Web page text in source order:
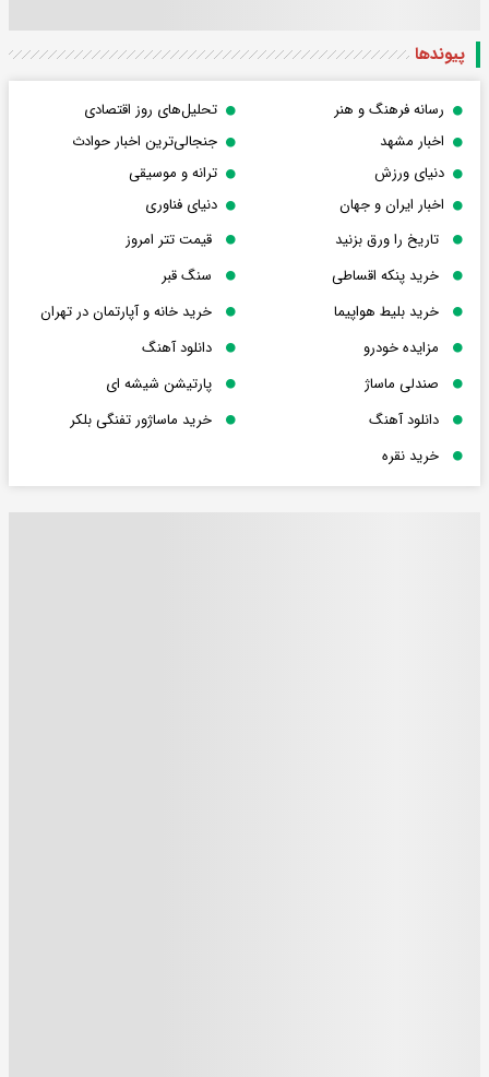
پیوندها
رسانه فرهنگ و هنر
تحلیل‌های روز اقتصادی
اخبار مشهد
جنجالی‌ترین اخبار حوادث
دنیای ورزش
ترانه و موسیقی
اخبار ایران و جهان
دنیای فناوری
تاریخ را ورق بزنید
قیمت تتر امروز
خرید پنکه اقساطی
سنگ قبر
خرید بلیط هواپیما
خرید خانه و آپارتمان در تهران
مزایده خودرو
دانلود آهنگ
صندلی ماساژ
پارتیشن شیشه ای
دانلود آهنگ
خرید ماساژور تفنگی بلکر
خرید نقره